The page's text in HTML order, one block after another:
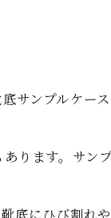
サンプルケー
ります。サン
底にひび割れ